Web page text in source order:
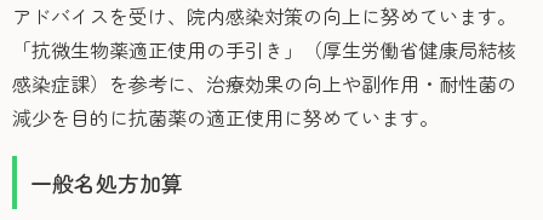
アドバイスを受け、院内感染対策の向上に努めています。
「抗微生物薬適正使用の手引き」（厚生労働省健康局結核
感染症課）を参考に、治療効果の向上や副作用・耐性菌の
減少を目的に抗菌薬の適正使用に努めています。
一般名処方加算